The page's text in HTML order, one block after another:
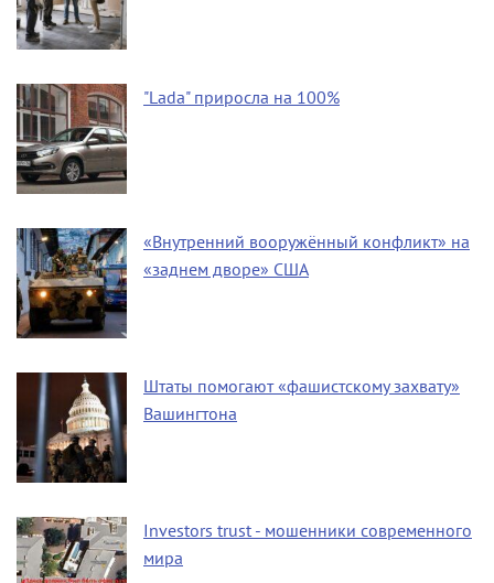
"Lada" приросла на 100%
«Внутренний вооружённый конфликт» на
«заднем дворе» США
Штаты помогают «фашистскому захвату»
Вашингтона
Investors trust - мошенники современного
мира